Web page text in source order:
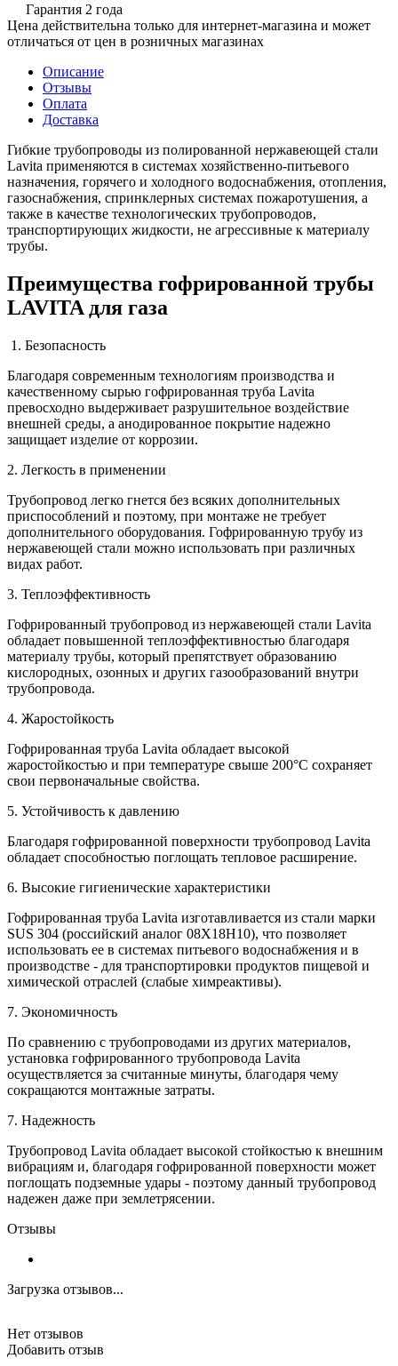
Гарантия 2 года
Цена действительна только для интернет-магазина и может
отличаться от цен в розничных магазинах
Описание
Отзывы
Оплата
Доставка
Гибкие трубопроводы из полированной нержавеющей стали
Lavita применяются в системах хозяйственно-питьевого
назначения, горячего и холодного водоснабжения, отопления,
газоснабжения, спринклерных системах пожаротушения, а
также в качестве технологических трубопроводов,
транспортирующих жидкости, не агрессивные к материалу
трубы.
Преимущества гофрированной трубы
LAVITA для газа
1. Безопасность
Благодаря современным технологиям производства и
качественному сырью гофрированная труба Lavita
превосходно выдерживает разрушительное воздействие
внешней среды, а анодированное покрытие надежно
защищает изделие от коррозии.
2. Легкость в применении
Трубопровод легко гнется без всяких дополнительных
приспособлений и поэтому, при монтаже не требует
дополнительного оборудования. Гофрированную трубу из
нержавеющей стали можно использовать при различных
видах работ.
3. Теплоэффективность
Гофрированный трубопровод из нержавеющей стали Lavita
обладает повышенной теплоэффективностью благодаря
материалу трубы, который препятствует образованию
кислородных, озонных и других газообразований внутри
трубопровода.
4. Жаростойкость
Гофрированная труба Lavita обладает высокой
жаростойкостью и при температуре свыше 200°С сохраняет
свои первоначальные свойства.
5. Устойчивость к давлению
Благодаря гофрированной поверхности трубопровод Lavita
обладает способностью поглощать тепловое расширение.
6. Высокие гигиенические характеристики
Гофрированная труба Lavita изготавливается из стали марки
SUS 304 (российский аналог 08Х18Н10), что позволяет
использовать ее в системах питьевого водоснабжения и в
производстве - для транспортировки продуктов пищевой и
химической отраслей (слабые химреактивы).
7. Экономичность
По сравнению с трубопроводами из других материалов,
установка гофрированного трубопровода Lavita
осуществляется за считанные минуты, благодаря чему
сокращаются монтажные затраты.
7. Надежность
Трубопровод Lavita обладает высокой стойкостью к внешним
вибрациям и, благодаря гофрированной поверхности может
поглощать подземные удары - поэтому данный трубопровод
надежен даже при землетрясении.
Отзывы
Загрузка отзывов...
Нет отзывов
Добавить отзыв